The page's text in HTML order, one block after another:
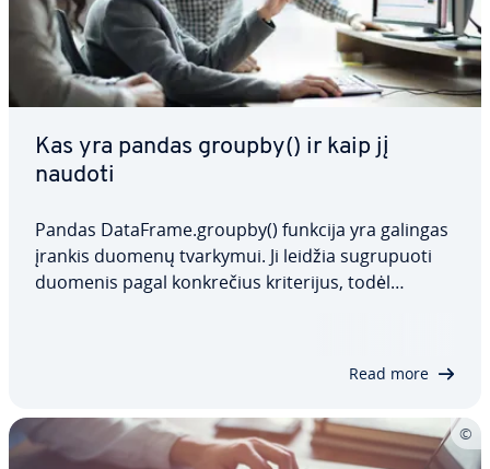
Kas yra pandas groupby() ir kaip jį
naudoti
Pandas DataFrame.groupby() funkcija yra galingas
įrankis duomenų tvarkymui. Ji leidžia su­gru­puo­ti
duomenis pagal konk­re­čius kri­te­ri­jus, todėl
Read more